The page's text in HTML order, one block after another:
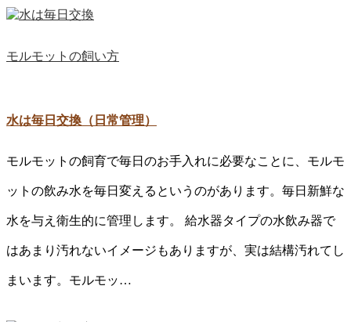
モルモットの飼い方
水は毎日交換（日常管理）
モルモットの飼育で毎日のお手入れに必要なことに、モルモ
ットの飲み水を毎日変えるというのがあります。毎日新鮮な
水を与え衛生的に管理します。 給水器タイプの水飲み器で
はあまり汚れないイメージもありますが、実は結構汚れてし
まいます。モルモッ…